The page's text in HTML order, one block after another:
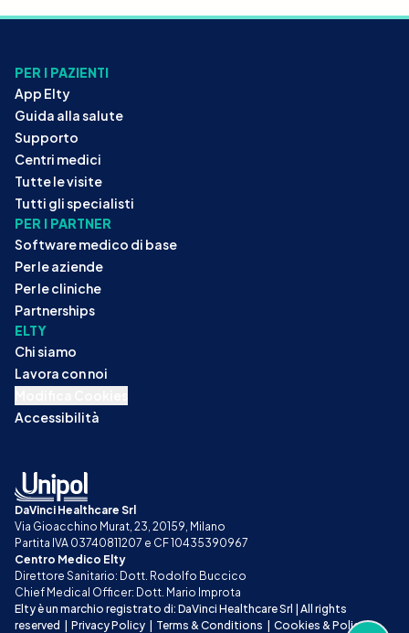
PER I PAZIENTI
App Elty
Guida alla salute
Supporto
Centri medici
Tutte le visite
Tutti gli specialisti
PER I PARTNER
Software medico di base
Per le aziende
Per le cliniche
Partnerships
ELTY
Chi siamo
Lavora con noi
Accessibilità
DaVinci Healthcare Srl
Via Gioacchino Murat, 23, 20159, Milano
Partita IVA 03740811207 e CF 10435390967
Centro Medico Elty
Direttore Sanitario: Dott. Rodolfo Buccico
Chief Medical Officer: Dott. Mario Improta
Elty è un marchio registrato di: DaVinci Healthcare Srl | All rights
reserved | Privacy Policy | Terms & Conditions | Cookies & Policy